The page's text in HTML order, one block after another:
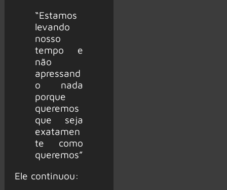
“Estamos
levando
nosso
tempo e
não
apressand
o nada
porque
queremos
que seja
exatamen
te como
queremos”
Ele continuou: